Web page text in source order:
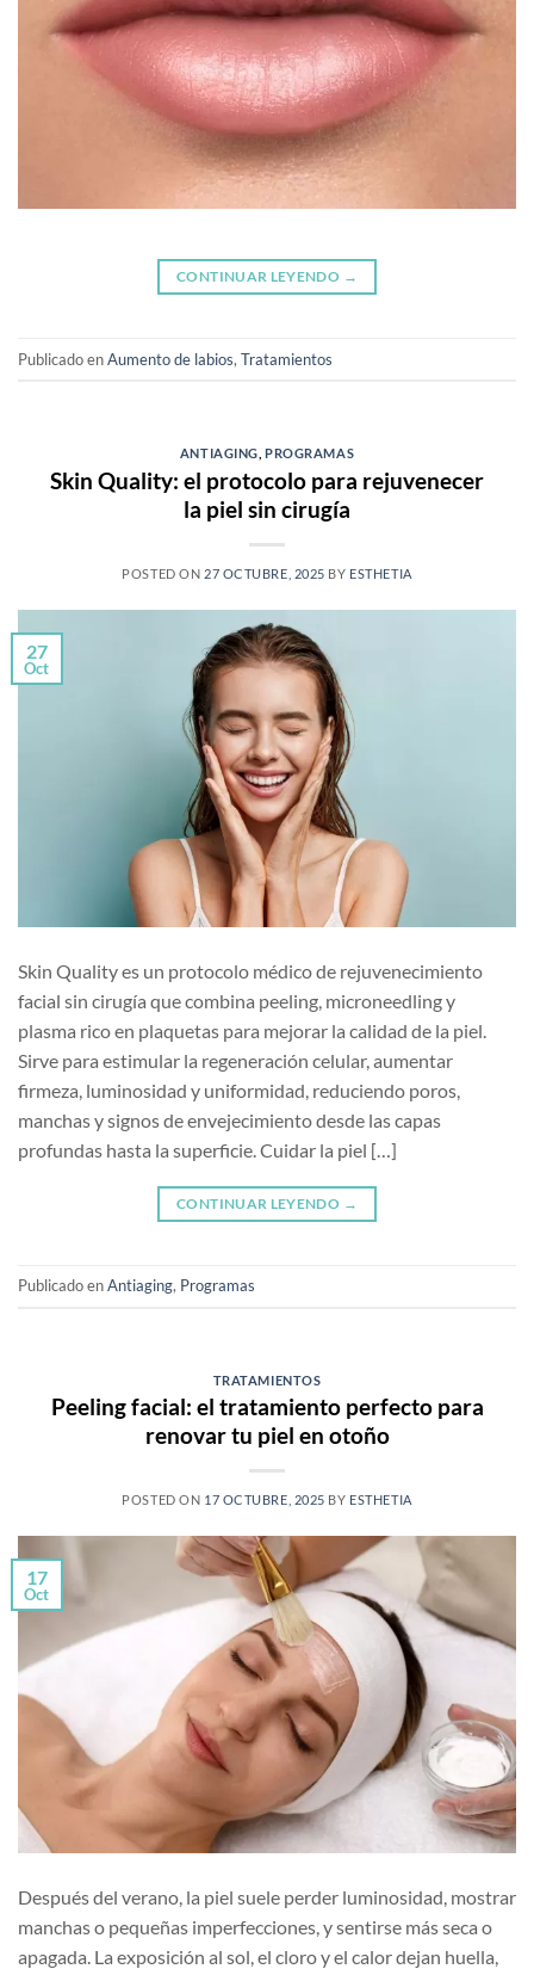
CONTINUAR LEYENDO →
Publicado enAumento de labios, Tratamientos
ANTIAGING ,PROGRAMAS
Skin Quality: el protocolo para rejuvenecer
la piel sin cirugía
POSTED ON 27 OCTUBRE, 2025 BY ESTHETIA
27
Oct
Skin Quality es un protocolo médico de rejuvenecimiento
facial sin cirugía que combina peeling, microneedling y
plasma rico en plaquetas para mejorar la calidad de la piel.
Sirve para estimular la regeneración celular, aumentar
firmeza, luminosidad y uniformidad, reduciendo poros,
manchas y signos de envejecimiento desde las capas
profundas hasta la superficie. Cuidar la piel […]
CONTINUAR LEYENDO →
Publicado enAntiaging, Programas
TRATAMIENTOS
Peeling facial: el tratamiento perfecto para
renovar tu piel en otoño
POSTED ON 17 OCTUBRE, 2025 BY ESTHETIA
17
Oct
Después del verano, la piel suele perder luminosidad, mostrar
manchas o pequeñas imperfecciones, y sentirse más seca o
apagada. La exposición al sol, el cloro y el calor dejan huella,